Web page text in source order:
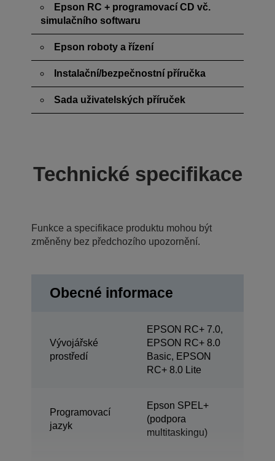
Epson RC + programovací CD vč.
simulačního softwaru
Epson roboty a řízení
Instalační/bezpečnostní příručka
Sada uživatelských příruček
Technické specifikace
Funkce a specifikace produktu mohou být
změněny bez předchozího upozornění.
Obecné informace
Vývojářské
prostředí
EPSON RC+ 7.0,
EPSON RC+ 8.0
Basic, EPSON
RC+ 8.0 Lite
Programovací
jazyk
Epson SPEL+
(podpora
multitaskingu)